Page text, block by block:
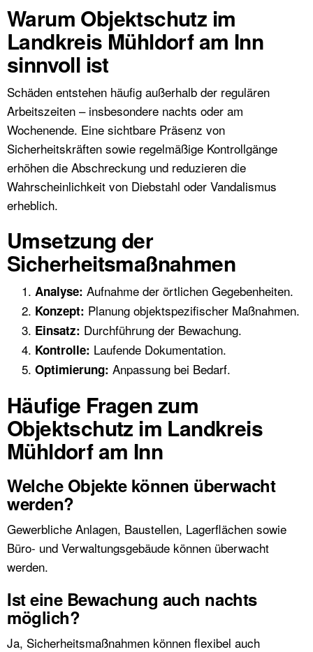
Warum Objektschutz im
Landkreis Mühldorf am Inn
sinnvoll ist
Schäden entstehen häufig außerhalb der regulären
Arbeitszeiten – insbesondere nachts oder am
Wochenende. Eine sichtbare Präsenz von
Sicherheitskräften sowie regelmäßige Kontrollgänge
erhöhen die Abschreckung und reduzieren die
Wahrscheinlichkeit von Diebstahl oder Vandalismus
erheblich.
Umsetzung der
Sicherheitsmaßnahmen
Analyse: Aufnahme der örtlichen Gegebenheiten.
Konzept: Planung objektspezifischer Maßnahmen.
Einsatz: Durchführung der Bewachung.
Kontrolle: Laufende Dokumentation.
Optimierung: Anpassung bei Bedarf.
Häufige Fragen zum
Objektschutz im Landkreis
Mühldorf am Inn
Welche Objekte können überwacht
werden?
Gewerbliche Anlagen, Baustellen, Lagerflächen sowie
Büro- und Verwaltungsgebäude können überwacht
werden.
Ist eine Bewachung auch nachts
möglich?
Ja, Sicherheitsmaßnahmen können flexibel auch